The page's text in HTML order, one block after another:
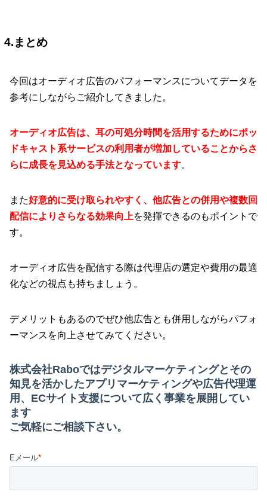
4.まとめ
今回はオーディオ広告のパフォーマンスについてデータを
参考にしながらご紹介してきました。
オーディオ広告は、耳の可処分時間を活用するためにポッ
ドキャスト系サービスの利用者が増加していることからさ
らに成長を見込める手法となっています。
また好意的に受け取られやすく、他広告との併用や複数回
配信によりさらなる効果向上を発揮できるのもポイントで
す。
オーディオ広告を配信する際は代理店の選定や費用の最適
化などの視点も持ちましょう。
デメリットもあるのでぜひ他広告とも併用しながらパフォ
ーマンスを向上させてみてください。